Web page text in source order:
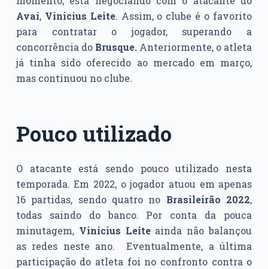
Avaí, Vinicius Leite. Assim, o clube é o favorito
para contratar o jogador, superando a
concorrência do Brusque.Anteriormente, o atleta
já tinha sido oferecido ao mercado em março,
mas continuou no clube.
Pouco utilizado
O atacante está sendo pouco utilizado nesta
temporada. Em 2022, o jogador atuou em apenas
16 partidas, sendo quatro no Brasileirão 2022,
todas saindo do banco. Por conta da pouca
minutagem, Vinicius Leiteainda não balançou
as redes neste ano. Eventualmente, a última
participação do atleta foi no confronto contra o